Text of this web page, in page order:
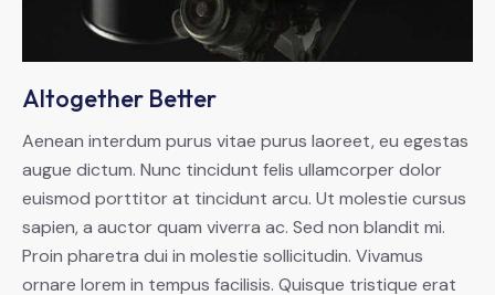
Altogether Better
Aenean interdum purus vitae purus laoreet, eu egestas
augue dictum. Nunc tincidunt felis ullamcorper dolor
euismod porttitor at tincidunt arcu. Ut molestie cursus
sapien, a auctor quam viverra ac. Sed non blandit mi.
Proin pharetra dui in molestie sollicitudin. Vivamus
ornare lorem in tempus facilisis. Quisque tristique erat